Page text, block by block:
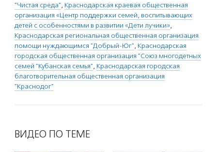
"Чистая среда", Краснодарская краевая общественная
организация «Центр поддержки семей, воспитывающих
детей с особенностями в развитии «Дети лучики»,
Краснодарская региональная общественная организация
помощи нуждающимся "Добрый-Юг", Краснодарская
городская общественная организация "Союз многодетных
семей "Кубанская семья", Краснодарская городская
благотворительная общественная организация
"Краснодог"
ВИДЕО ПО ТЕМЕ